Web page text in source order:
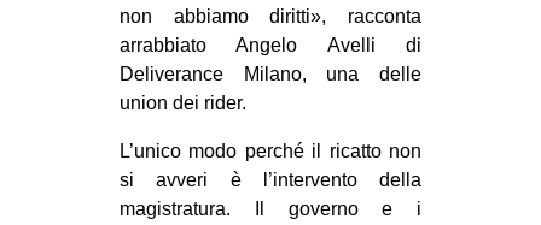
Fb
tw
ms
non abbiamo diritti», racconta
arrabbiato Angelo Avelli di
Deliverance Milano, una delle
union dei rider.
L’unico modo perché il ricatto non
si avveri è l’intervento della
magistratura. Il governo e i